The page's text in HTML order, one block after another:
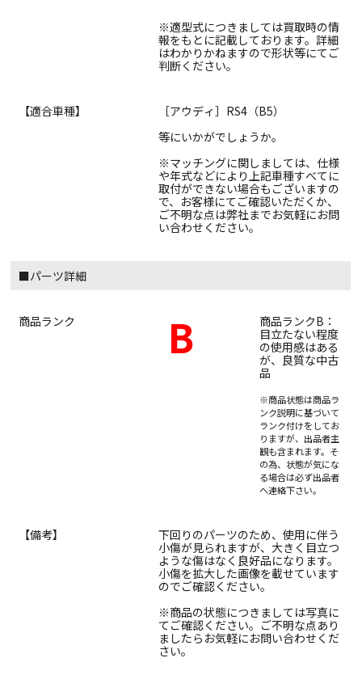
※適型式につきましては買取時の情
報をもとに記載しております。詳細
はわかりかねますので形状等にてご
判断ください。
【適合車種】
［アウディ］RS4（B5）
等にいかがでしょうか。
※マッチングに関しましては、仕様
や年式などにより上記車種すべてに
取付ができない場合もございますの
で、お客様にてご確認いただくか、
ご不明な点は弊社までお気軽にお問
い合わせください。
■パーツ詳細
商品ランク B
商品ランクB：
目立たない程度
の使用感はある
が、良質な中古
品
※商品状態は商品ラ
ンク説明に基づいて
ランク付けをしてお
りますが、出品者主
観も含まれます。そ
の為、状態が気にな
る場合は必ず出品者
へ連絡下さい。
【備考】
下回りのパーツのため、使用に伴う
小傷が見られますが、大きく目立つ
ような傷はなく良好品になります。
小傷を拡大した画像を載せています
のでご確認ください。
※商品の状態につきましては写真に
てご確認ください。ご不明な点あり
ましたらお気軽にお問い合わせくだ
さい。